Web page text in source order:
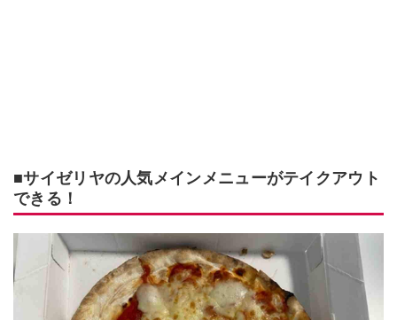
■サイゼリヤの人気メインメニューがテイクアウト
できる！